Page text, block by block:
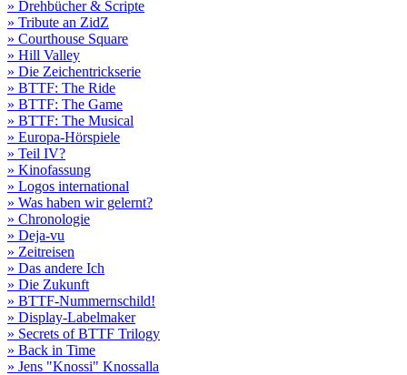
» Drehbücher & Scripte
» Tribute an ZidZ
» Courthouse Square
» Hill Valley
» Die Zeichentrickserie
» BTTF: The Ride
» BTTF: The Game
» BTTF: The Musical
» Europa-Hörspiele
» Teil IV?
» Kinofassung
» Logos international
» Was haben wir gelernt?
» Chronologie
» Deja-vu
» Zeitreisen
» Das andere Ich
» Die Zukunft
» BTTF-Nummernschild!
» Display-Labelmaker
» Secrets of BTTF Trilogy
» Back in Time
» Jens "Knossi" Knossalla